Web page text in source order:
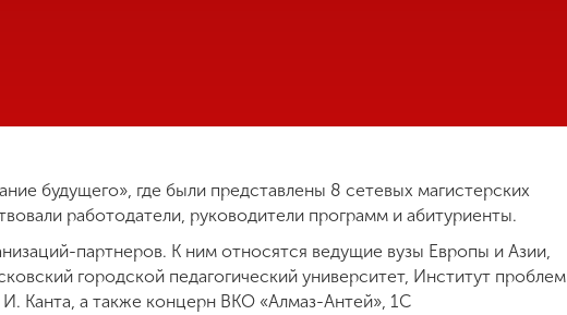
будущего», где были представлены 8 сетевых магистерских
работодатели, руководители программ и абитуриенты.
партнеров. К ним относятся ведущие вузы Европы и Азии,
городской педагогический университет, Институт проблем
Канта, а также концерн ВКО «Алмаз-Антей», 1С